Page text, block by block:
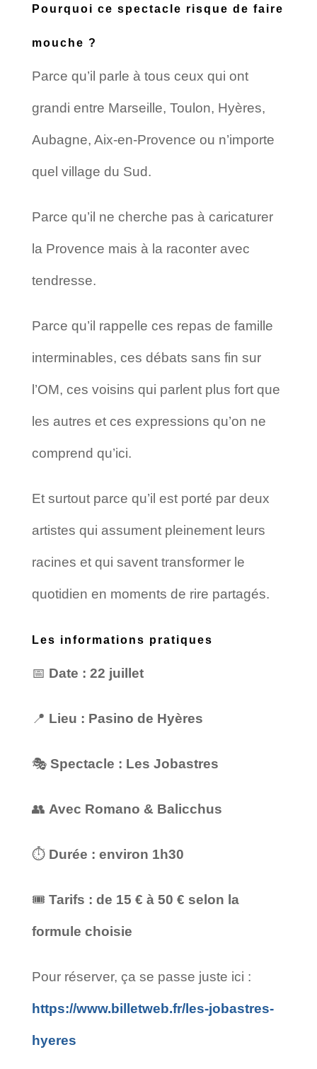
Pourquoi ce spectacle risque de faire
mouche ?
Parce qu’il parle à tous ceux qui ont
grandi entre Marseille, Toulon, Hyères,
Aubagne, Aix-en-Provence ou n’importe
quel village du Sud.
Parce qu’il ne cherche pas à caricaturer
la Provence mais à la raconter avec
tendresse.
Parce qu’il rappelle ces repas de famille
interminables, ces débats sans fin sur
l’OM, ces voisins qui parlent plus fort que
les autres et ces expressions qu’on ne
comprend qu’ici.
Et surtout parce qu’il est porté par deux
artistes qui assument pleinement leurs
racines et qui savent transformer le
quotidien en moments de rire partagés.
Les informations pratiques
📅 Date : 22 juillet
📍 Lieu : Pasino de Hyères
🎭 Spectacle : Les Jobastres
👥 Avec Romano & Balicchus
⏱️ Durée : environ 1h30
🎟️ Tarifs : de 15 € à 50 € selon la
formule choisie
Pour réserver, ça se passe juste ici :
https://www.billetweb.fr/les-jobastres-
hyeres